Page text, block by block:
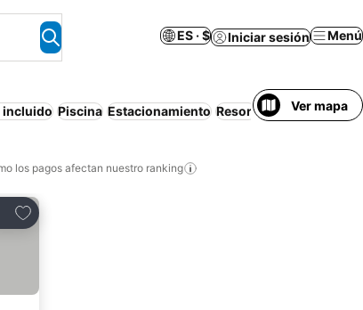
ES · $ Iniciar sesión Menú
incluido Piscina Estacionamiento Resort Wifi Mascotas
Ver mapa
los pagos afectan nuestro ranking
Agregar a favoritos